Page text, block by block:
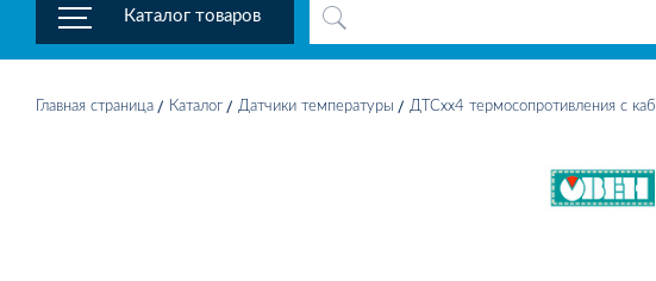
Каталог товаров
Главная страница Каталог Датчики температуры ДТСхх4 термосопротивления с